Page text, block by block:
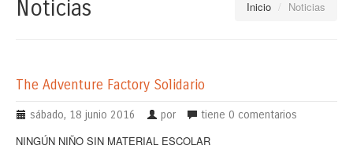
Inicio / Noticias
Noticias
The Adventure Factory Solidario
sábado, 18 junio 2016 por tiene 0 comentarios
NINGÚN NIÑO SIN MATERIAL ESCOLAR